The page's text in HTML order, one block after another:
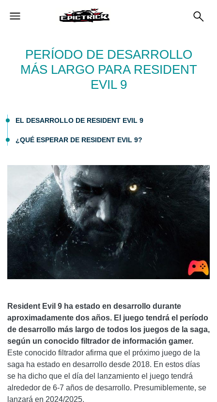
PERÍODO DE DESARROLLO
MÁS LARGO PARA RESIDENT
EVIL 9
EL DESARROLLO DE RESIDENT EVIL 9
¿QUÉ ESPERAR DE RESIDENT EVIL 9?
Resident Evil 9 ha estado en desarrollo durante
aproximadamente dos años. El juego tendrá el período
de desarrollo más largo de todos los juegos de la saga,
según un conocido filtrador de información gamer.
Este conocido filtrador afirma que el próximo juego de la
saga ha estado en desarrollo desde 2018. En estos días
se ha dicho que el día del lanzamiento el juego tendrá
alrededor de 6-7 años de desarrollo. Presumiblemente, se
lanzará en 2024/2025.